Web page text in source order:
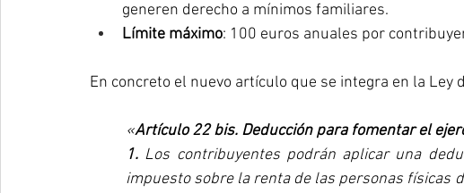
generen derecho a mínimos familiares.
Límite máximo: 100 euros anuales por
En concreto el nuevo artículo que se integra en la Ley
«Artículo 22 bis. Deducción para fomentar el
1. Los contribuyentes podrán aplicar una
impuesto sobre la renta de las personas físicas